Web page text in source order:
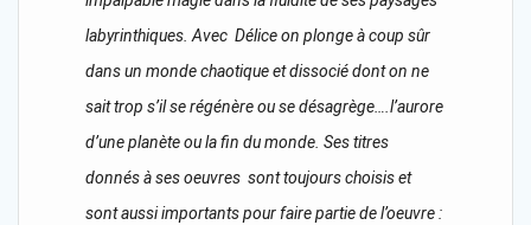
labyrinthiques. Avec Délice on plonge à coup sûr
dans un monde chaotique et dissocié dont on ne
sait trop s’il se régénère ou se désagrège….l’aurore
d’une planète ou la fin du monde. Ses titres
donnés à ses oeuvres sont toujours choisis et
sont aussi importants pour faire partie de l’oeuvre :